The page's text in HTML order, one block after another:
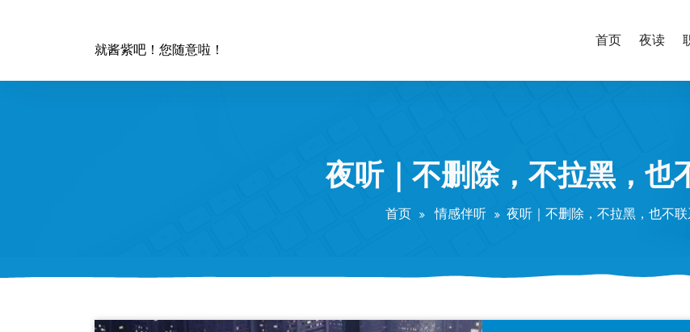
就酱紫吧！您随意啦！
首页 夜读
夜听｜不删除，不拉黑，也
首页 情感伴听 夜听｜不删除，不拉黑，也不